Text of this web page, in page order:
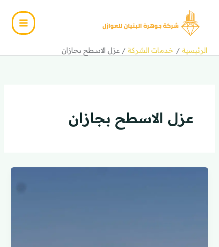
المحتوى
الرئيسية خدمات الشركة عزل الاسطح بجازان
عزل الاسطح بجازان